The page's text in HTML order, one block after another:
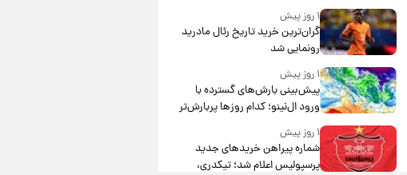
۱ روز پیش
گران‌ترین خرید تاریخ رئال مادرید
رونمایی شد
۱ روز پیش
پیش‌بینی بارش‌های گسترده با
ورود ال‌نینو؛ کدام روزها پربارش‌تر
خواهند بود؟
۱ روز پیش
شماره پیراهن خریدهای جدید
پرسپولیس اعلام شد؛ تیکدری،